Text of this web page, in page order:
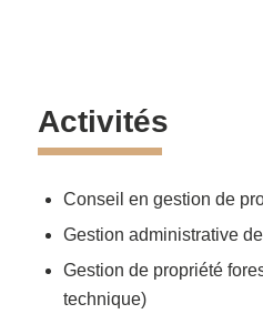
Activités
Conseil en gestion de
Gestion administrative
Gestion de propriété
technique)